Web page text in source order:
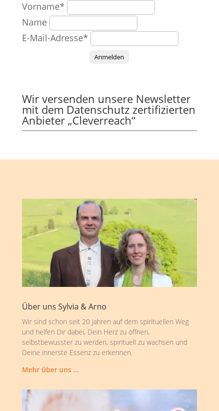
Vorname*
Name
E-Mail-Adresse*
Anmelden
Wir versenden unsere Newsletter
mit dem Datenschutz zertifizierten
Anbieter „Cleverreach“
Über uns Sylvia & Arno
Wir sind schon seit 20 Jahren auf dem spirituellen Weg
und helfen Dir dabei, Dein Herz zu öffnen,
selbstbewusster zu werden, spirituell zu wachsen und
Deine innerste Essenz zu erkennen.
Mehr über uns …